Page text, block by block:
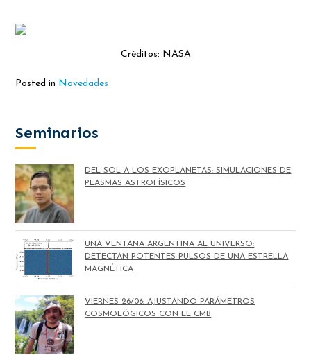
Créditos: NASA
Posted in Novedades
Seminarios
DEL SOL A LOS EXOPLANETAS: SIMULACIONES DE
PLASMAS ASTROFÍSICOS
UNA VENTANA ARGENTINA AL UNIVERSO:
DETECTAN POTENTES PULSOS DE UNA ESTRELLA
MAGNÉTICA
VIERNES 26/06: AJUSTANDO PARÁMETROS
COSMOLÓGICOS CON EL CMB